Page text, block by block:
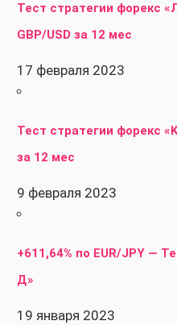
Тест стратегии форекс
GBP/USD за 12 мес
17 февраля 2023
Тест стратегии форекс
за 12 мес
9 февраля 2023
+611,64% по EUR/JPY —
Д»
19 января 2023